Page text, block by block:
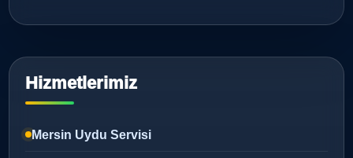
Hizmetlerimiz
Mersin Uydu Servisi